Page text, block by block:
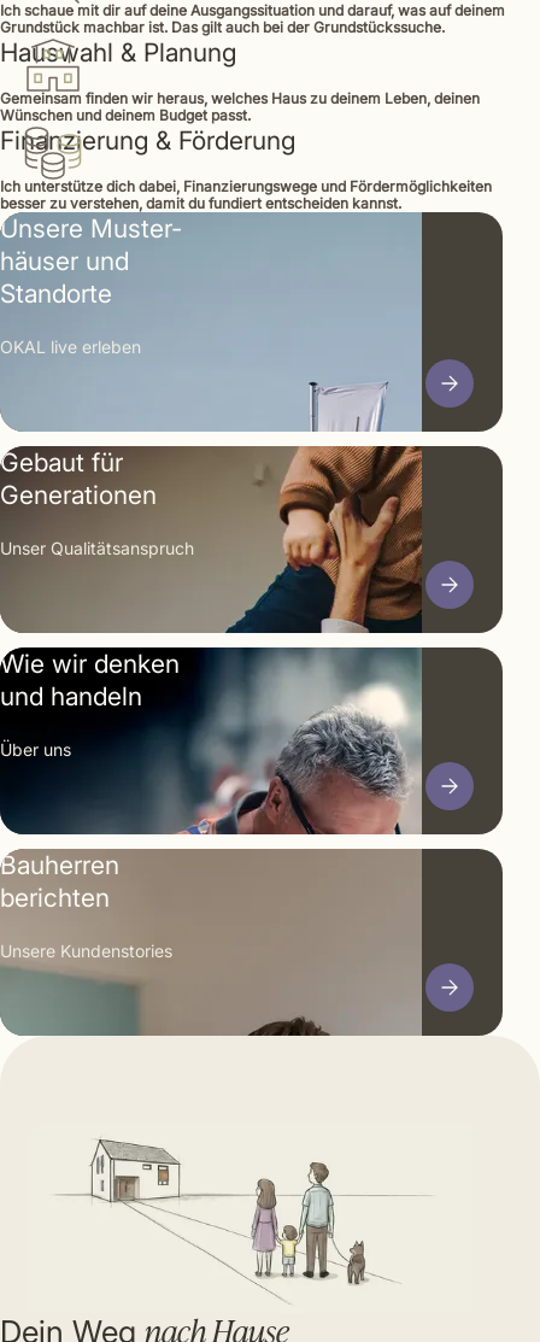
Ich schaue mit dir auf deine Ausgangssituation und darauf, was auf deinem
Grundstück machbar ist. Das gilt auch bei der Grundstückssuche.
Hauswahl & Planung
Gemeinsam finden wir heraus, welches Haus zu deinem Leben, deinen
Wünschen und deinem Budget passt.
Finanzierung & Förderung
Ich unterstütze dich dabei, Finanzierungswege und Fördermöglichkeiten
besser zu verstehen, damit du fundiert entscheiden kannst.
Unsere Muster­
häuser und
Standorte
OKAL live erleben
Gebaut für
Generationen
Unser Qualitäts­anspruch
Wie wir denken
und handeln
Über uns
Bauherren
berichten
Unsere Kunden­stories
Dein Wegnach Hause